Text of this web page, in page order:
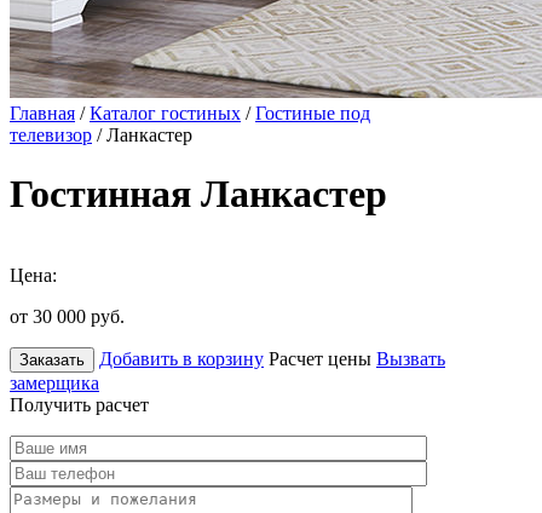
Главная /Каталог гостиных /Гостиные под
телевизор / Ланкастер
Гостинная Ланкастер
Цена:
от 30 000 руб.
Заказать Добавить в корзину Расчет цены Вызвать
замерщика
Получить расчет